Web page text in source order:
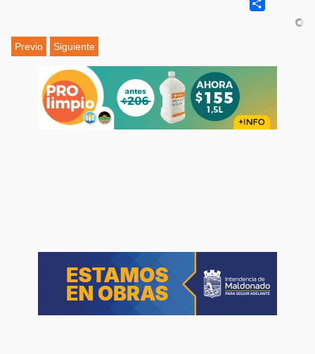
Previo Siguiente